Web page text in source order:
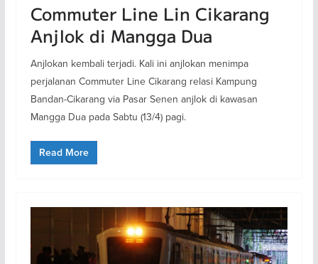
Commuter Line Lin Cikarang
Anjlok di Mangga Dua
Anjlokan kembali terjadi. Kali ini anjlokan menimpa
perjalanan Commuter Line Cikarang relasi Kampung
Bandan-Cikarang via Pasar Senen anjlok di kawasan
Mangga Dua pada Sabtu (13/4) pagi.
Read More